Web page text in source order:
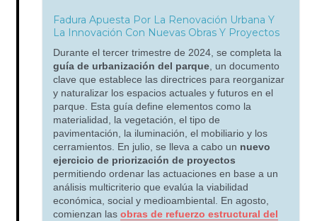
Fadura Apuesta Por La Renovación Urbana Y
La Innovación Con Nuevas Obras Y Proyectos
Durante el tercer trimestre de 2024, se completa la
guía de urbanización del parque, un documento
clave que establece las directrices para reorganizar
y naturalizar los espacios actuales y futuros en el
parque. Esta guía define elementos como la
materialidad, la vegetación, el tipo de
pavimentación, la iluminación, el mobiliario y los
cerramientos. En julio, se lleva a cabo un nuevo
ejercicio de priorización de proyectos
permitiendo ordenar las actuaciones en base a un
análisis multicriterio que evalúa la viabilidad
económica, social y medioambiental. En agosto,
comienzan las obras de refuerzo estructural del